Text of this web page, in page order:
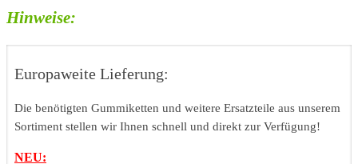
Hinweise:
Europaweite Lieferung:
Die benötigten Gummiketten und weitere Ersatzteile aus unserem
Sortiment stellen wir Ihnen schnell und direkt zur Verfügung!
NEU: